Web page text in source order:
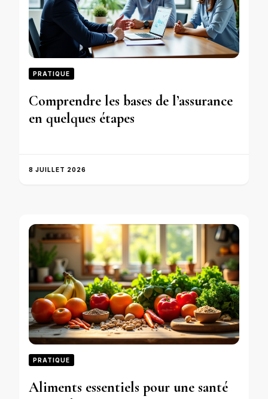
PRATIQUE
Comprendre les bases de l’assurance
en quelques étapes
8 JUILLET 2026
PRATIQUE
Aliments essentiels pour une santé